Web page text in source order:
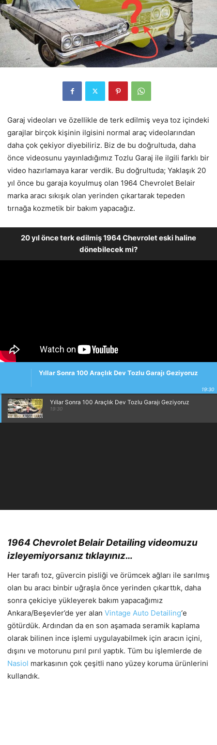
Garaj videoları ve özellikle de terk edilmiş veya toz içindeki
garajlar birçok kişinin ilgisini normal araç videolarından
daha çok çekiyor diyebiliriz. Biz de bu doğrultuda, daha
önce videosunu yayınladığımız Tozlu Garaj ile ilgili farklı bir
video hazırlamaya karar verdik. Bu doğrultuda; Yaklaşık 20
yıl önce bu garaja koyulmuş olan 1964 Chevrolet Belair
marka aracı sıkışık olan yerinden çıkartarak tepeden
tırnağa kozmetik bir bakım yapacağız.
20 yıl önce terk edilmiş 1964 Chevrolet eski haline
dönebilecek mi?
Yıllar Sonra 100 Araçlık Dev Tozlu Garajı Geziyoruz
19:30
Yıllar Sonra 100 Araçlık Dev Tozlu Garajı Geziyoruz
19:30
1964 Chevrolet Belair Detailing videomuzu
izleyemiyorsanız tıklayınız…
Her tarafı toz, güvercin pisliği ve örümcek ağları ile sarılmış
olan bu aracı binbir uğraşla önce yerinden çıkarttık, daha
sonra çekiciye yükleyerek bakım yapacağımız
Ankara/Beşevler’de yer alan Vintage Auto Detailing‘e
götürdük. Ardından da en son aşamada seramik kaplama
olarak bilinen ince işlemi uygulayabilmek için aracın içini,
dışını ve motorunu pırıl pırıl yaptık. Tüm bu işlemlerde de
Nasiol markasının çok çeşitli nano yüzey koruma ürünlerini
kullandık.